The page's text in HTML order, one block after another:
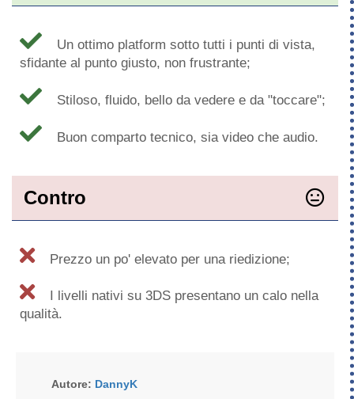
Un ottimo platform sotto tutti i punti di vista,
sfidante al punto giusto, non frustrante;
Stiloso, fluido, bello da vedere e da "toccare";
Buon comparto tecnico, sia video che audio.
Contro
Prezzo un po' elevato per una riedizione;
I livelli nativi su 3DS presentano un calo nella
qualità.
Autore: DannyK